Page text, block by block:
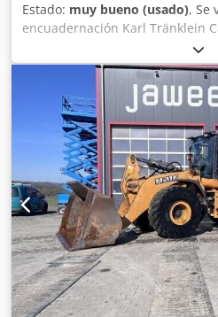
Estado: muy bueno (usado), Se
encuadernación Karl Tränklein
para dar forma y curvar los
libros de tapa dura. El
cubiertas el radio adecuado, lo
perfectamente al bloque del
equipada con rodillos
a diferentes grosores de
de hierro fundido garantiza una
vida útil. Datos técnicos:
Case Bender / máquina para
trabajo: aprox. 600 mm Ajuste
Estructura estable de hierro
eléctrico Mesa de trabajo
Csdpfoziwnbox Agpjha
encuadernaciones, imprentas,
producción de álbumes,